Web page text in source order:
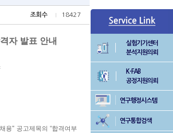
조회수 18427
자 발표 안내
용" 공고제목의 “합격여부
실험기기센터
분석지원의뢰
K-FAB
공정지원의뢰
연구행정시스템
연구통합검색